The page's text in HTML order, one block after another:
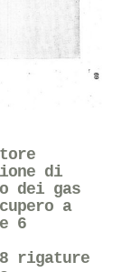
di
dei gas
a
6
rigature